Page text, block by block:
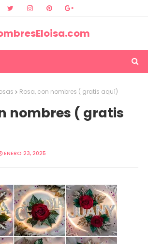
Rosa, con nombres ( gratis aquí)
nombres ( gratis
ENERO 23, 2025